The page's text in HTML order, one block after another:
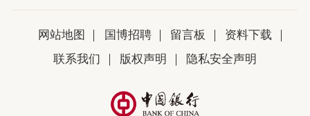
网站地图 国博招聘 留言板
资料下载
联系我们
版权声明 隐私安全声明